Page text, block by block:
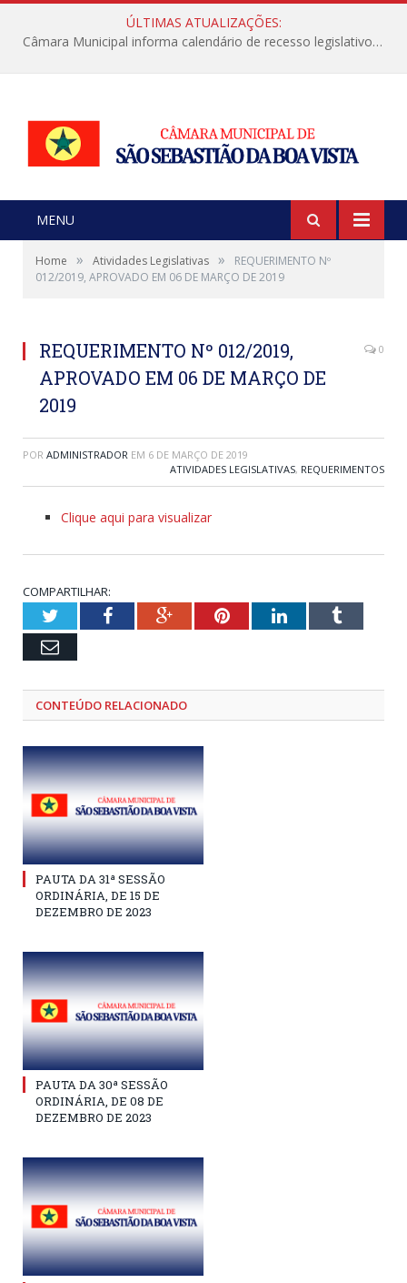
ÚLTIMAS ATUALIZAÇÕES:
Câmara Municipal informa calendário de recesso legislativo de julho
MENU
Home » Atividades Legislativas »
REQUERIMENTO Nº
012/2019, APROVADO EM 06 DE MARÇO DE 2019
REQUERIMENTO Nº 012/2019,
APROVADO EM 06 DE MARÇO DE
2019
0
POR ADMINISTRADOR EM 6 DE MARÇO DE 2019
ATIVIDADES LEGISLATIVAS, REQUERIMENTOS
Clique aqui para visualizar
COMPARTILHAR:
TwitterFacebookGoogle+PinterestLinkedInTumblr
Email
CONTEÚDO RELACIONADO
PAUTA DA 31ª SESSÃO
ORDINÁRIA, DE 15 DE
DEZEMBRO DE 2023
PAUTA DA 30ª SESSÃO
ORDINÁRIA, DE 08 DE
DEZEMBRO DE 2023